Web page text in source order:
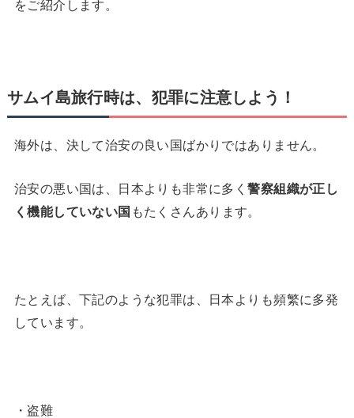
をご紹介します。
サムイ島旅行時は、犯罪に注意しよう！
海外は、決して治安の良い国ばかりではありません。
治安の悪い国は、日本よりも非常に多く警察組織が正し
く機能していない国 もたくさんあります。
たとえば、下記のような犯罪は、日本よりも頻繁に多発
しています。
・盗難